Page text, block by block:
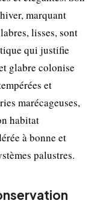
marquant
lisses, sont
qui justifie
glabre colonise
et
marécageuses,
habitat
à bonne et
palustres.